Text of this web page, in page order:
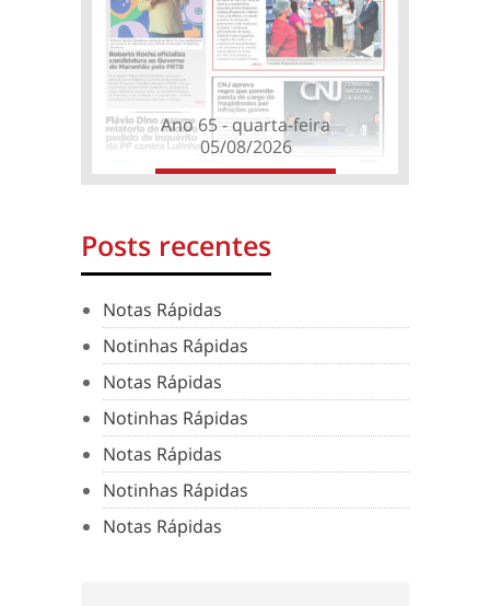
Ano 65 - quarta-feira
05/08/2026
Posts recentes
Notas Rápidas
Notinhas Rápidas
Notas Rápidas
Notinhas Rápidas
Notas Rápidas
Notinhas Rápidas
Notas Rápidas